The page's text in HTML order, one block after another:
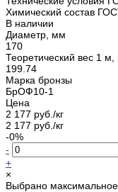
Химический состав
В наличии
Диаметр, мм
170
Теоретический вес 1 м,
199.74
Марка бронзы
БрОФ10-1
Цена
2 177 руб./кг
2 177 руб./кг
-0%
-
+
×
Выбрано максимальное